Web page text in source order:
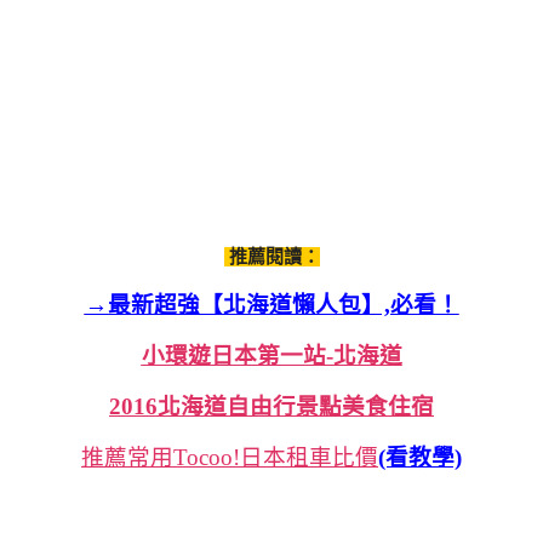
推薦閱讀：
→最新超強【北海道懶人包】,必看！
小環遊日本第一站-北海道
2016北海道自由行景點美食住宿
推薦常用Tocoo!日本租車比價(看教學)